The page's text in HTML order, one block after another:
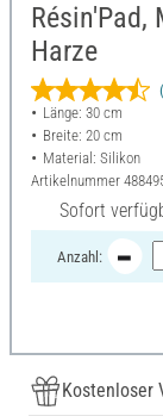
Résin'Pad,
Harze
Länge: 30 cm
Breite: 20 cm
Material: Silikon
Artikelnummer
Sofort
Anzahl:
Kostenloser